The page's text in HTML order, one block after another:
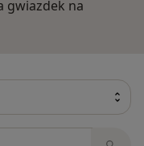
gwiazdek na